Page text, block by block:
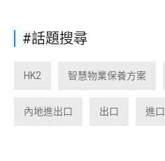
#話題搜尋
HK2 智慧物業保養方案
內地進出口 出口 進口